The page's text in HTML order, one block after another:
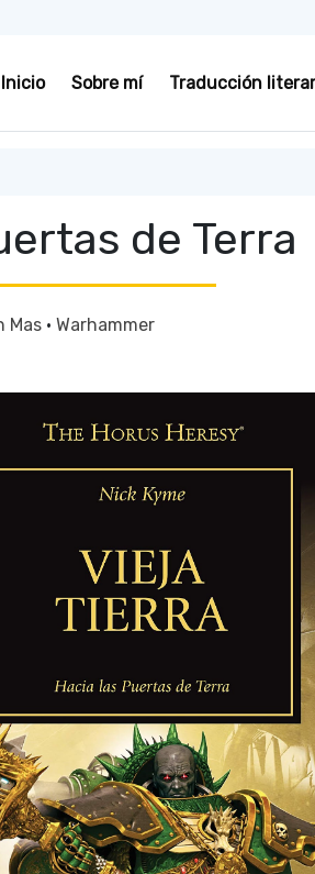
Inicio Sobre mí Traducción
de Terra
Mas · Warhammer